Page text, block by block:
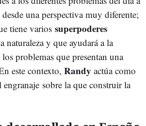
una perspectiva muy diferente;
tiene varios superpoderes
naturaleza y que ayudará a la
problemas que presentan una
este contexto, Randy actúa como
engranaje sobre la que construir la